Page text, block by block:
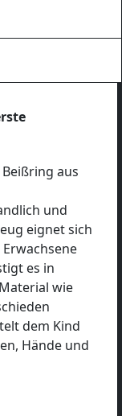
aus
und
eignet sich
es in
wie
dem Kind
Hände und